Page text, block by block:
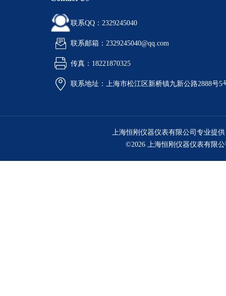
联系QQ：2329245040
联系邮箱：2329245040@qq.com
传真：18221870325
联系地址：上海市松江区新桥镇九新公路2888号5
上海恒刚仪器仪表有限公司专业提
©2026 上海恒刚仪器仪表有限